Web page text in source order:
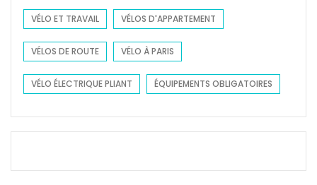
VÉLO ET TRAVAIL VÉLOS D'APPARTEMENT
VÉLOS DE ROUTE VÉLO À PARIS
VÉLO ÉLECTRIQUE PLIANT ÉQUIPEMENTS OBLIGATOIRES